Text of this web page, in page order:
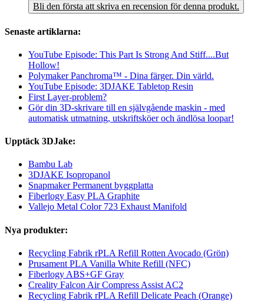
Bli den första att skriva en recension för denna produkt.
Senaste artiklarna:
YouTube Episode: This Part Is Strong And Stiff....But
Hollow!
Polymaker Panchroma™ - Dina färger. Din värld.
YouTube Episode: 3DJAKE Tabletop Resin
First Layer-problem?
Gör din 3D-skrivare till en självgående maskin - med
automatisk utmatning, utskriftsköer och ändlösa loopar!
Upptäck 3DJake:
Bambu Lab
3DJAKE Isopropanol
Snapmaker Permanent byggplatta
Fiberlogy Easy PLA Graphite
Vallejo Metal Color 723 Exhaust Manifold
Nya produkter:
Recycling Fabrik rPLA Refill Rotten Avocado (Grön)
Prusament PLA Vanilla White Refill (NFC)
Fiberlogy ABS+GF Gray
Creality Falcon Air Compress Assist AC2
Recycling Fabrik rPLA Refill Delicate Peach (Orange)